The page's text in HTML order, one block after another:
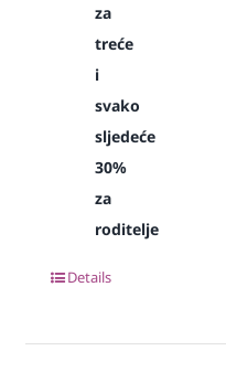
za
treće
i
svako
sljedeće
30%
za
roditelje
Details